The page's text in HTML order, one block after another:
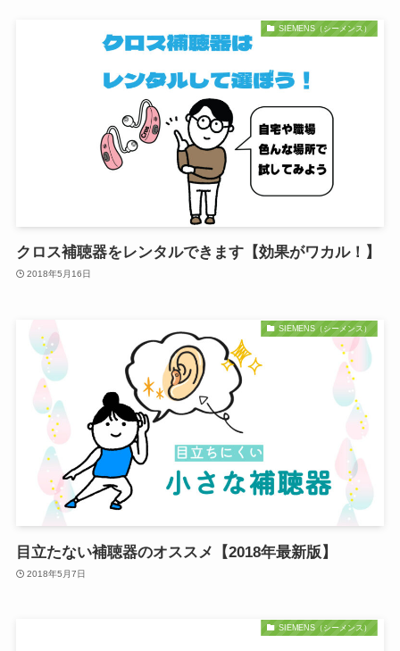
SIEMENS（シーメンス）
クロス補聴器をレンタルできます【効果がワカル！】
2018年5月16日
SIEMENS（シーメンス）
目立たない補聴器のオススメ【2018年最新版】
2018年5月7日
SIEMENS（シーメンス）